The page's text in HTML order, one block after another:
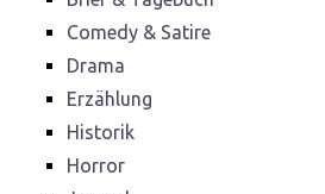
Comedy & Satire
Drama
Erzählung
Historik
Horror